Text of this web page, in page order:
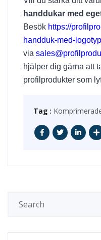
handdukar med
Besök https://
handduk-med-logotyp
via
hjälper dig gärna att
profilprodukter som
Tag :